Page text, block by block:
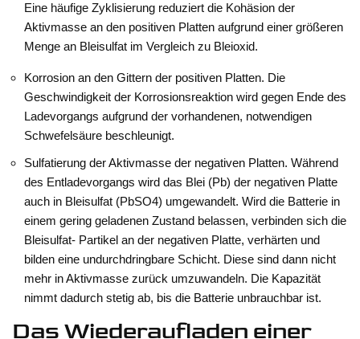
Eine häufige Zyklisierung reduziert die Kohäsion der
Aktivmasse an den positiven Platten aufgrund einer größeren
Menge an Bleisulfat im Vergleich zu Bleioxid.
Korrosion an den Gittern der positiven Platten. Die
Geschwindigkeit der Korrosionsreaktion wird gegen Ende des
Ladevorgangs aufgrund der vorhandenen, notwendigen
Schwefelsäure beschleunigt.
Sulfatierung der Aktivmasse der negativen Platten. Während
des Entladevorgangs wird das Blei (Pb) der negativen Platte
auch in Bleisulfat (PbSO4) umgewandelt. Wird die Batterie in
einem gering geladenen Zustand belassen, verbinden sich die
Bleisulfat- Partikel an der negativen Platte, verhärten und
bilden eine undurchdringbare Schicht. Diese sind dann nicht
mehr in Aktivmasse zurück umzuwandeln. Die Kapazität
nimmt dadurch stetig ab, bis die Batterie unbrauchbar ist.
Das Wiederaufladen einer